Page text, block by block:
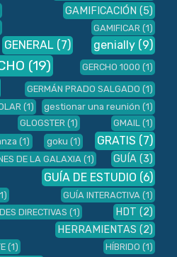
GAMIFICACIÓN (5)
GAMIFICAR (1)
GENERAL (7) genially (9)
(19) GERCHO 1000 (1)
GERMÁN PRADO SALGADO (1)
(1) gestionar una reunión (1)
GLOGSTER (1) GMAIL (1)
(1) goku (1) GRATIS (7)
DE LA GALAXIA (1) GUÍA (3)
GUÍA DE ESTUDIO (6)
GUÍA INTERACTIVA (1)
DIRECTIVAS (1) HDT (2)
HERRAMIENTAS (2)
(1) HÍBRIDO (1)